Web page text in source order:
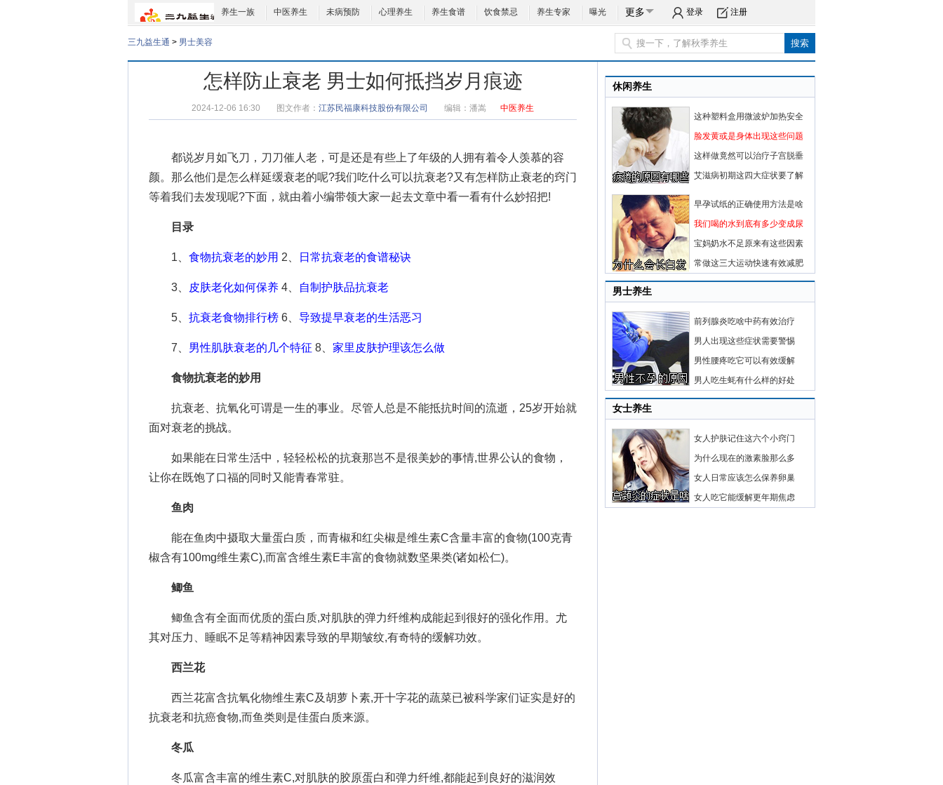
养生一族 中医养生 未病预防 心理养生 养生食谱 饮食禁忌 养生专家 曝光 更多 登录 注册
三九益生通 > 男士美容
怎样防止衰老 男士如何抵挡岁月痕迹
2024-12-06 16:30 图文作者： 江苏民福康科技股份有限公司 编辑： 潘嵩 中医养生
都说岁月如飞刀，刀刀催人老，可是还是有些上了年级的人拥有着令人羡慕的容
颜。那么他们是怎么样延缓衰老的呢?我们吃什么可以抗衰老?又有怎样防止衰老的窍门
等着我们去发现呢?下面，就由着小编带领大家一起去文章中看一看有什么妙招把!
目录
1、 食物抗衰老的妙用 2、 日常抗衰老的食谱秘诀
3、 皮肤老化如何保养 4、 自制护肤品抗衰老
5、 抗衰老食物排行榜 6、 导致提早衰老的生活恶习
7、 男性肌肤衰老的几个特征 8、 家里皮肤护理该怎么做
食物抗衰老的妙用
抗衰老、抗氧化可谓是一生的事业。尽管人总是不能抵抗时间的流逝，25岁开始就
面对衰老的挑战。
如果能在日常生活中，轻轻松松的抗衰那岂不是很美妙的事情,世界公认的食物，
让你在既饱了口福的同时又能青春常驻。
鱼肉
能在鱼肉中摄取大量蛋白质，而青椒和红尖椒是维生素C含量丰富的食物(100克青
椒含有100mg维生素C),而富含维生素E丰富的食物就数坚果类(诸如松仁)。
鲫鱼
鲫鱼含有全面而优质的蛋白质,对肌肤的弹力纤维构成能起到很好的强化作用。尤
其对压力、睡眠不足等精神因素导致的早期皱纹,有奇特的缓解功效。
西兰花
西兰花富含抗氧化物维生素C及胡萝卜素,开十字花的蔬菜已被科学家们证实是好的
抗衰老和抗癌食物,而鱼类则是佳蛋白质来源。
冬瓜
冬瓜富含丰富的维生素C,对肌肤的胶原蛋白和弹力纤维,都能起到良好的滋润效
休闲养生
这种塑料盒用微波炉加热安全
脸发黄或是身体出现这些问题
这样做竟然可以治疗子宫脱垂
艾滋病初期这四大症状要了解
早孕试纸的正确使用方法是啥
我们喝的水到底有多少变成尿
宝妈奶水不足原来有这些因素
常做这三大运动快速有效减肥
男士养生
前列腺炎吃啥中药有效治疗
男人出现这些症状需要警惕
男性腰疼吃它可以有效缓解
男人吃生蚝有什么样的好处
女士养生
女人护肤记住这六个小窍门
为什么现在的激素脸那么多
女人日常应该怎么保养卵巢
女人吃它能缓解更年期焦虑